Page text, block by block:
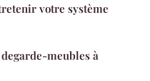
votre système
meubles à